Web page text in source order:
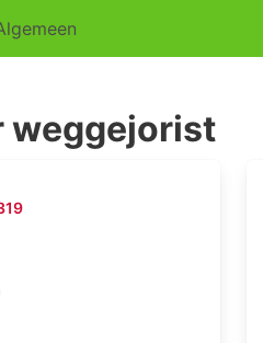
weggejorist